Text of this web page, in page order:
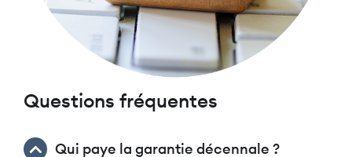
Questions fréquentes
Qui paye la garantie décennale ?